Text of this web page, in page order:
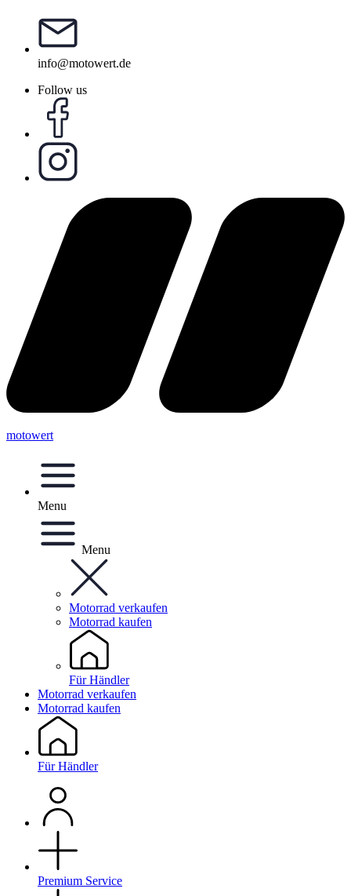
info@motowert.de
Follow us
motowert
Menu
Menu
Motorrad verkaufen
Motorrad kaufen
Für Händler
Motorrad verkaufen
Motorrad kaufen
Für Händler
Premium Service